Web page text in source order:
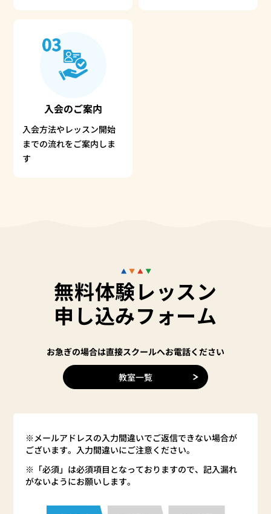
入会のご案内
入会方法やレッスン開始
までの流れをご案内しま
す
無料体験レッスン
申し込みフォーム
お急ぎの場合は直接スクールへお電話ください
教室一覧
※メールアドレスの入力間違いでご返信できない場合が
ございます。入力間違いにご注意ください。
※「必須」は必須項目となっておりますので、記入漏れ
がないようにお願いします。